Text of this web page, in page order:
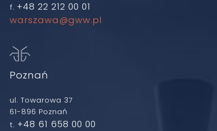
f. +48 22 212 00 01
warszawa@gww.pl
Poznań
ul. Towarowa 37
61-896 Poznań
t. +48 61 658 00 00